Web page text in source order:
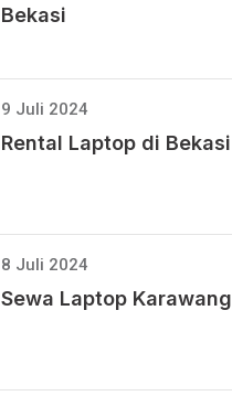
Bekasi
9 Juli 2024
Rental Laptop di Bekasi
8 Juli 2024
Sewa Laptop Karawang